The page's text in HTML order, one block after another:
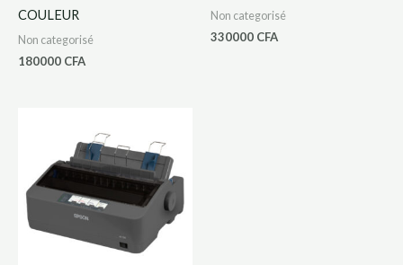
COULEUR
Non categorisé
180000 CFA
Non categorisé
330000 CFA